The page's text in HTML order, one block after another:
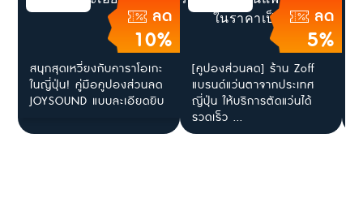
ลด
10%
สนุกสุดเหวี่ยงกับคาราโอเกะ
ในญี่ปุ่น! คู่มือคูปองส่วนลด
JOYSOUND แบบละเอียดยิบ
ลด
5%
[คูปองส่วนลด] ร้าน Zoff
แบรนด์แว่นตาจากประเทศ
ญี่ปุ่น ให้บริการตัดแว่นได้
รวดเร็ว ...